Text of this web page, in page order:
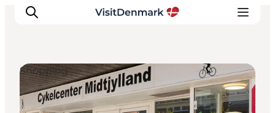
Inspiration
Shopping